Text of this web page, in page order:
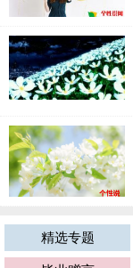
精选专题